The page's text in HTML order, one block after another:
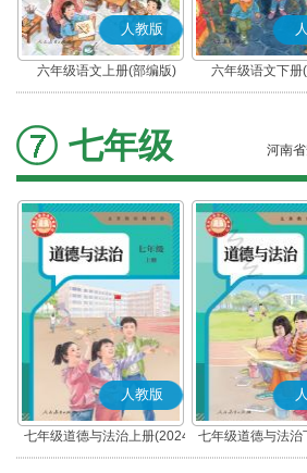
人教版
六年级语文上册(部编版) 六年级语文下册
七年级 河南
人教版
七年级道德与法治上册(2024
秋版)(部编版)
七年级道德与法治
春版)(部编